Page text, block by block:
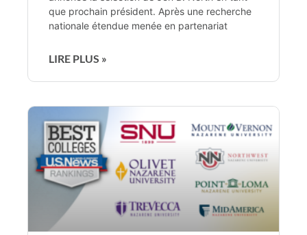
que prochain président. Après une recherche
nationale étendue menée en partenariat
LIRE PLUS »